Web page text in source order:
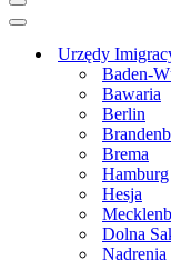
Menu
nawigacji
Menu
nawigacjiUrzędy
Baden-
Bawaria
Berlin
Brema
Hamburg
Hesja
Dolna
Nadrenia